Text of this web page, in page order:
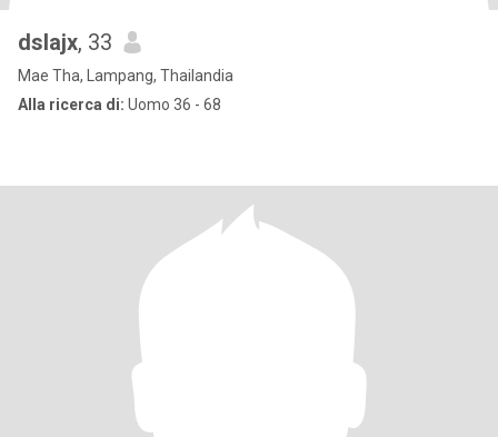
dslajx, 33
Mae Tha, Lampang, Thailandia
Alla ricerca di: Uomo 36 - 68